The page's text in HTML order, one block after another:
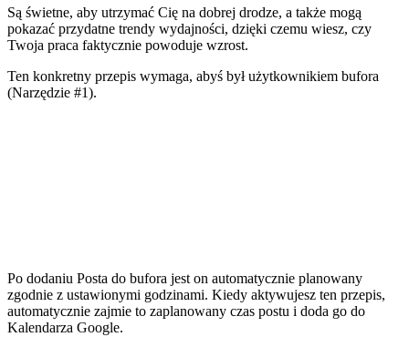
Są świetne, aby utrzymać Cię na dobrej drodze, a także mogą
pokazać przydatne trendy wydajności, dzięki czemu wiesz, czy
Twoja praca faktycznie powoduje wzrost.
Ten konkretny przepis wymaga, abyś był użytkownikiem bufora
(Narzędzie #1).
Po dodaniu Posta do bufora jest on automatycznie planowany
zgodnie z ustawionymi godzinami. Kiedy aktywujesz ten przepis,
automatycznie zajmie to zaplanowany czas postu i doda go do
Kalendarza Google.